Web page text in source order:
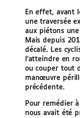
En effet, avant
une traversée
aux piétons
Mais depuis
décalé. Les
l’atteindre en
ou couper tout
manœuvre
précédente.
Pour remédier
nous avait été